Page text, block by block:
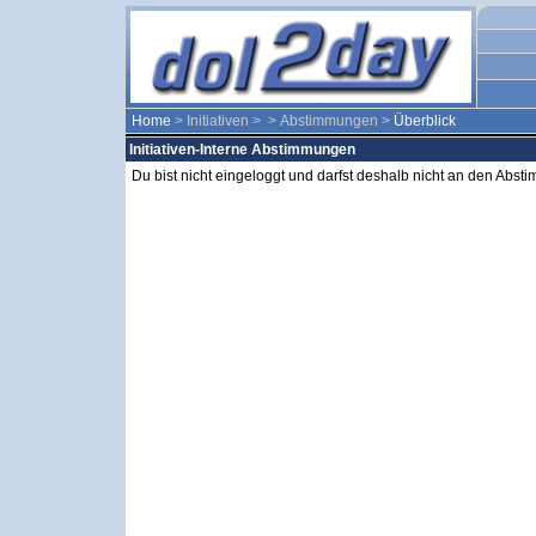
Home > Initiativen > > Abstimmungen > Überblick
Initiativen-Interne Abstimmungen
Du bist nicht eingeloggt und darfst deshalb nicht an den